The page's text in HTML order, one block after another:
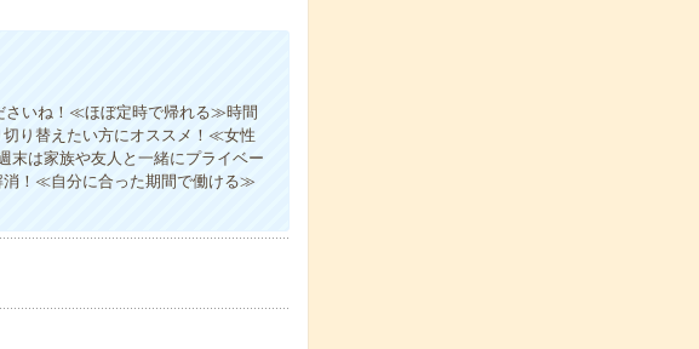
さいね！≪ほぼ定時で帰れる≫時間
り替えたい方にオススメ！≪女性
は家族や友人と一緒にプライベー
消！≪自分に合った期間で働ける≫